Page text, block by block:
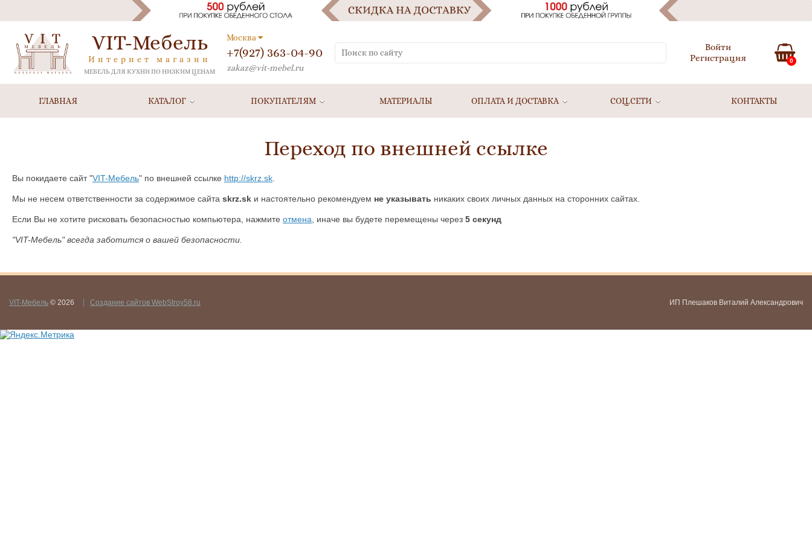
VIT-Мебель
Интернет магазин
МЕБЕЛЬ ДЛЯ КУХНИ ПО НИЗКИМ ЦЕНАМ
Москва
+7(927) 363-04-90
zakaz@vit-mebel.ru
Войти
Регистрация
0
ГЛАВНАЯ КАТАЛОГ ПОКУПАТЕЛЯМ МАТЕРИАЛЫ ОПЛАТА И ДОСТАВКА СОЦ.СЕТИ КОНТАКТЫ
Переход по внешней ссылке
Вы покидаете сайт "VIT-Мебель" по внешней ссылке http://skrz.sk
Мы не несем ответственности за содержимое сайта skrz.sk и настоятельно рекомендуем не указывать никаких своих личных данных на сторонних сайтах.
Если Вы не хотите рисковать безопасностью компьютера, нажмите отмена , иначе вы будете перемещены через 5 секунд
"VIT-Мебель" всегда заботится о вашей безопасности.
VIT-Мебель © 2026 Создание сайтов WebStroy58.ru ИП Плешаков Виталий Александрович